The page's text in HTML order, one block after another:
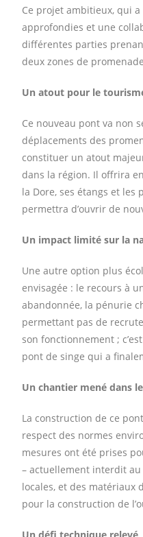
Ce projet ambitieux, qui
approfondies et une
différentes parties
deux zones de
Un atout pour le
Ce nouveau pont va non
déplacements des
constituer un atout
dans la région. Il offrira
la Dore, ses étangs et les
permettra d’ouvrir de
Un impact limité sur la
Une autre option plus
envisagée : le recours à
abandonnée, la pénurie
permettant pas de
son fonctionnement ;
pont de singe qui a
Un chantier mené dans
La construction de ce
respect des normes
mesures ont été prises
– actuellement interdit
locales, et des
pour la construction de